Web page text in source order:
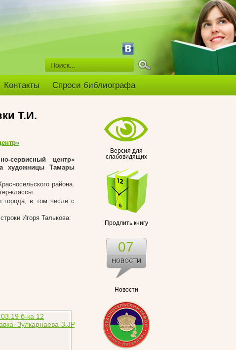
Контакты Спроси библиографа
Версия для
слабовидящих
Продлить книгу
Новости
07
Т.И.
сервисный центр»
художницы Тамары
района.
классы.
города, в том числе с
Игоря Талькова: